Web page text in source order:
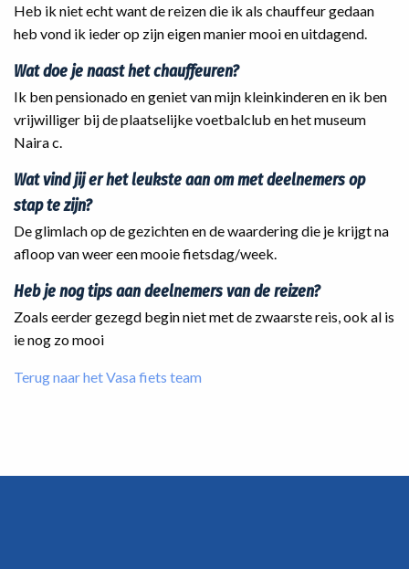
Heb ik niet echt want de reizen die ik als chauffeur gedaan
heb vond ik ieder op zijn eigen manier mooi en uitdagend.
Wat doe je naast het chauffeuren?
Ik ben pensionado en geniet van mijn kleinkinderen en ik ben
vrijwilliger bij de plaatselijke voetbalclub en het museum
Naira c.
Wat vind jij er het leukste aan om met deelnemers op
stap te zijn?
De glimlach op de gezichten en de waardering die je krijgt na
afloop van weer een mooie fietsdag/week.
Heb je nog tips aan deelnemers van de reizen?
Zoals eerder gezegd begin niet met de zwaarste reis, ook al is
ie nog zo mooi
Terug naar het Vasa fiets team